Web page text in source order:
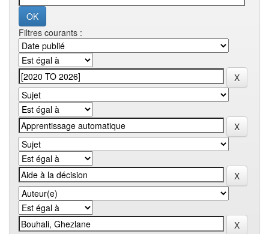
Filtres courants :